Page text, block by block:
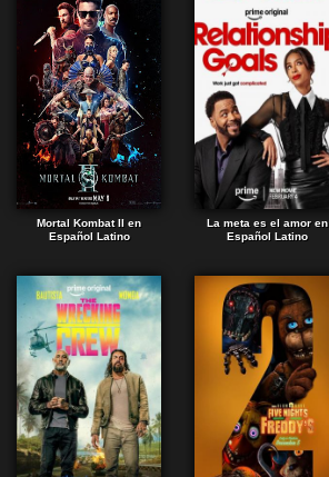
Mortal Kombat II en
Español Latino
La meta es el amor en
Español Latino